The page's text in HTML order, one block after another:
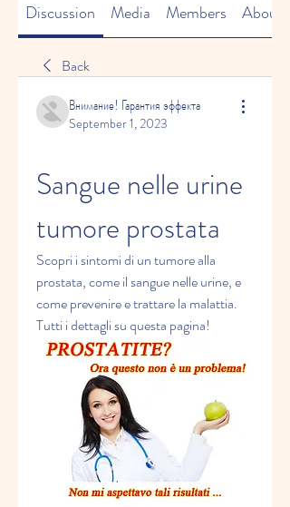
Discussion Media Members About
Back
Внимание! Гарантия эффекта
September 1, 2023
Sangue nelle urine
tumore prostata
Scopri i sintomi di un tumore alla
prostata, come il sangue nelle urine, e
come prevenire e trattare la malattia.
Tutti i dettagli su questa pagina!